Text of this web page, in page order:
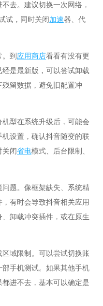
去。建议切换一次网络，
试，同时关闭加速器、代
到 应用商店看看有没有更
经是最新版，可以尝试卸载
残留数据，避免旧配置冲
型在系统升级后，可能会
设置，确认抖音随变的联
关闭省电模式、后台限制、
题。像框架缺失、系统精
，有时会导致抖音相关应用
卸载冲突插件，或在原生
域限制。可以尝试切换账
手机测试。如果其他手机
进不去，基本可以确定是